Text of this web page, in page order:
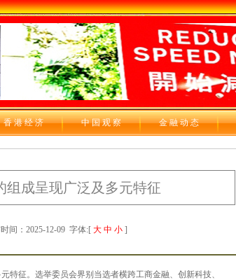
香 港 经 济 中 国 观 察 金 融 动 态
组成呈现广泛及多元特征
间：2025-12-09 字体:[ 大 中 小 ]
特征。选举委员会界别当选者横跨工商金融、创新科技、